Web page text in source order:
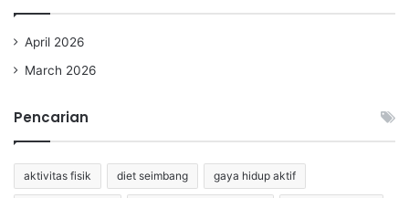
April 2026
March 2026
Pencarian
aktivitas fisik diet seimbang gaya hidup aktif